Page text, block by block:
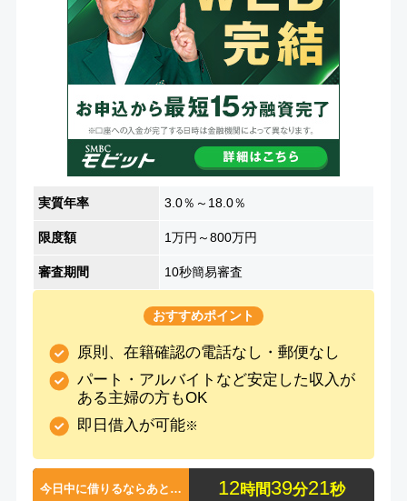
実質年率 3.0％～18.0％
限度額 1万円～800万円
審査期間 10秒簡易審査
おすすめポイント
原則、在籍確認の電話なし・郵便なし
パート・アルバイトなど安定した収入が
ある主婦の方もOK
即日借入が可能※
今日中に借りるならあと… 12時間39分21秒